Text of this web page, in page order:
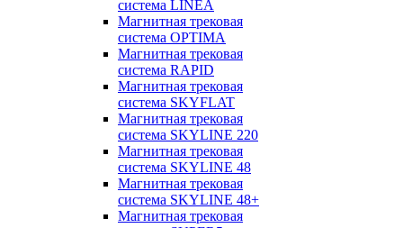
система LINEA
Магнитная трековая
система OPTIMA
Магнитная трековая
система RAPID
Магнитная трековая
система SKYFLAT
Магнитная трековая
система SKYLINE 220
Магнитная трековая
система SKYLINE 48
Магнитная трековая
система SKYLINE 48+
Магнитная трековая